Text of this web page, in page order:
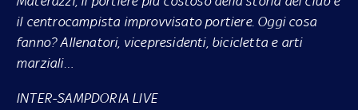
il centrocampista improvvisato portiere. Oggi cosa
fanno? Allenatori, vicepresidenti, bicicletta e arti
marziali…
INTER-SAMPDORIA LIVE